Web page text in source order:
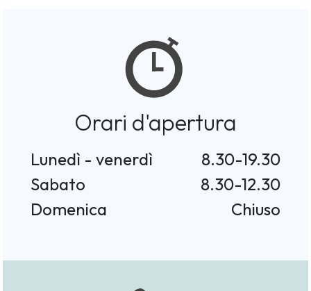
Orari d'apertura
Lunedì - venerdì
8.30-19.30
Sabato
8.30-12.30
Domenica
Chiuso